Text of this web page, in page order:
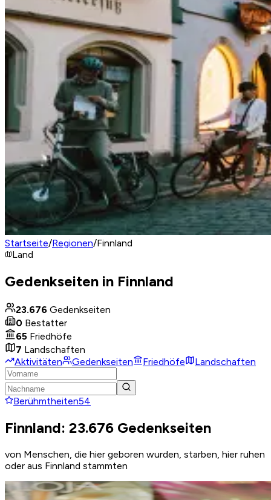
Startseite/Regionen/Finnland
Land
Gedenkseiten in Finnland
23.676 Gedenkseiten
0 Bestatter
65 Friedhöfe
7 Landschaften
Aktivitäten
Gedenkseiten Friedhöfe Landschaften
Berühmtheiten54
Finnland: 23.676 Gedenkseiten
von Menschen, die hier geboren wurden, starben, hier ruhen
oder aus Finnland stammten